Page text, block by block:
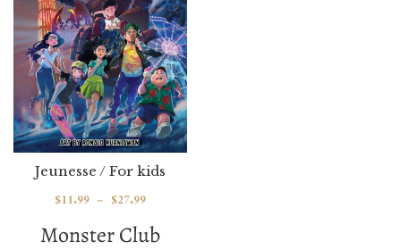
Monster Club
Jeunesse / For kids
$11.99 – $27.99